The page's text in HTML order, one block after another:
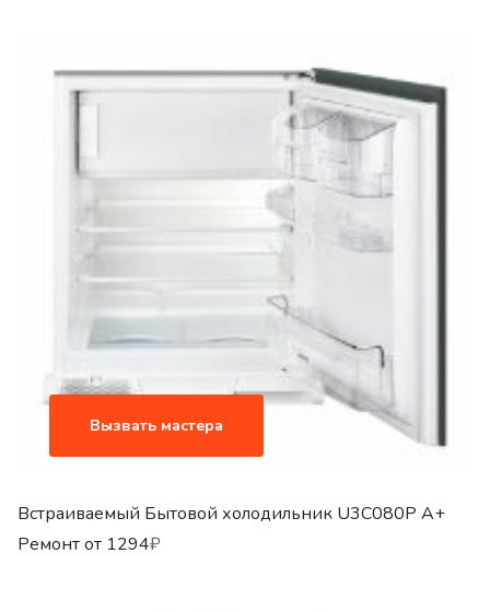
Вызвать мастера
Встраиваемый Бытовой холодильник U3C080P A+
Ремонт от 1294₽